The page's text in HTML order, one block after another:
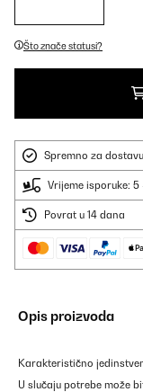
Što znače statusi?
Spremno za dostavu
Vrijeme isporuke:
Povrat u 14 dana
Opis proizvoda
Karakteristično
U slučaju potrebe može